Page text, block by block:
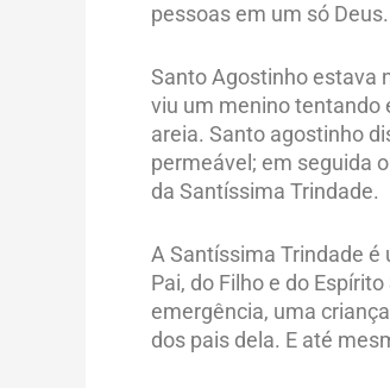
pessoas em um só
Santo Agostinho estava
viu um menino tentando
areia. Santo agostinho
permeável; em seguida
da Santíssima Trindade.
A Santíssima Trindade é
Pai, do Filho e do
emergência, uma
dos pais dela. E até